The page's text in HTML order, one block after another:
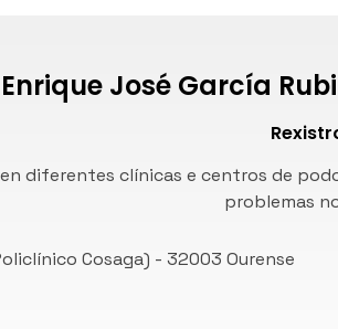
Enrique José García
diferentes clínicas e centros de
problemas
Cosaga) -32003 Ourense